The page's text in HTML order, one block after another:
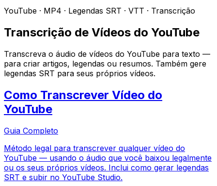
YouTube · MP4 · Legendas SRT · VTT · Transcrição
Transcrição de Vídeos do YouTube
Transcreva o áudio de vídeos do YouTube para texto —
para criar artigos, legendas ou resumos. Também gere
legendas SRT para seus próprios vídeos.
Como Transcrever Vídeo do
YouTube
Guia Completo
Método legal para transcrever qualquer vídeo do
YouTube — usando o áudio que você baixou legalmente
ou os seus próprios vídeos. Inclui como gerar legendas
SRT e subir no YouTube Studio.